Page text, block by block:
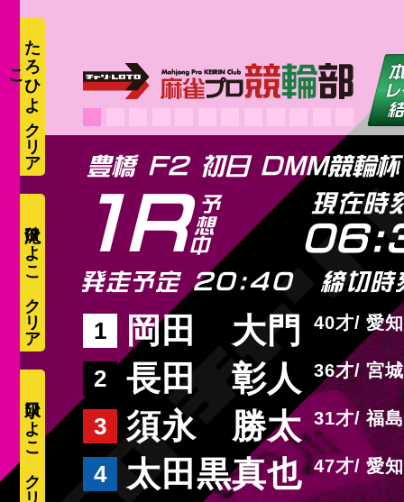
豊橋 F2 初日 ＤＭＭ競輪
1R
発走予定 20:40 締切
1 岡田 大門 40 愛知
2 長田 彰人 36 宮城
3 須永 勝太 31 福島
4 太田黒真也 47 愛知
現在時
水口ひよこ
滝沢ひよこ
た
ろ
ひ
よ
こ